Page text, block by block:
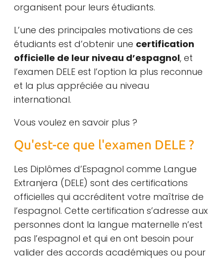
organisent pour leurs étudiants.
L’une des principales motivations de ces
étudiants est d’obtenir une certification
officielle de leur niveau d’espagnol, et
l’examen DELE est l’option la plus reconnue
et la plus appréciée au niveau
international.
Vous voulez en savoir plus ?
Qu'est-ce que l'examen DELE ?
Les Diplômes d’Espagnol comme Langue
Extranjera (DELE) sont des certifications
officielles qui accréditent votre maîtrise de
l’espagnol. Cette certification s’adresse aux
personnes dont la langue maternelle n’est
pas l’espagnol et qui en ont besoin pour
valider des accords académiques ou pour